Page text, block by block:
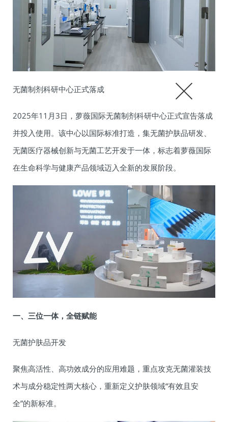
无菌制剂科研中心正式落成
2025年11月3日，萝薇国际无菌制剂科研中心正式宣告落成
并投入使用。该中心以国际标准打造，集无菌护肤品研发、
无菌医疗器械创新与无菌工艺开发于一体，标志着萝薇国际
在生命科学与健康产品领域迈入全新的发展阶段。
一、三位一体，全链赋能
无菌护肤品开发
聚焦高活性、高功效成分的应用难题，重点攻克无菌灌装技
术与成分稳定性两大核心，重新定义护肤领域“有效且安
全”的新标准。